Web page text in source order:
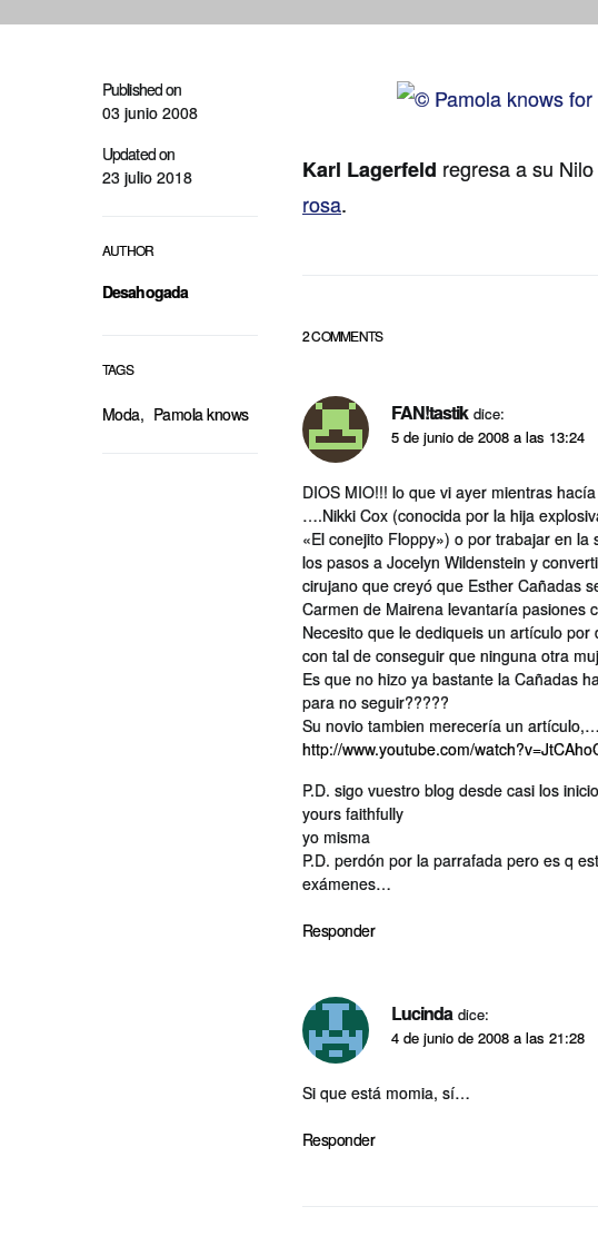
Published on
03 junio 2008
Updated on
23 julio 2018
AUTHOR
Desahogada
TAGS
Moda, Pamola knows
Karl Lagerfeld regresa a su
rosa.
2 COMMENTS
FAN!tastik dice:
5 de junio de 2008 a las 13:24
DIOS MIO!!! lo que vi ayer mientras
….Nikki Cox (conocida por la hija
«El conejito Floppy») o por trabajar en
los pasos a Jocelyn Wildenstein y
cirujano que creyó que Esther Cañadas
Carmen de Mairena levantarí­a
Necesito que le dediqueis un artí­culo
con tal de conseguir que ninguna otra
Es que no hizo ya bastante la Cañadas
para no seguir?????
Su novio tambien merecerí­a un
http://www.youtube.com/
P.D. sigo vuestro blog desde casi los
yours faithfully
yo misma
P.D. perdón por la parrafada pero es q
exámenes…
Responder
Lucinda dice:
4 de junio de 2008 a las 21:28
Si que está momia, sí­…
Responder